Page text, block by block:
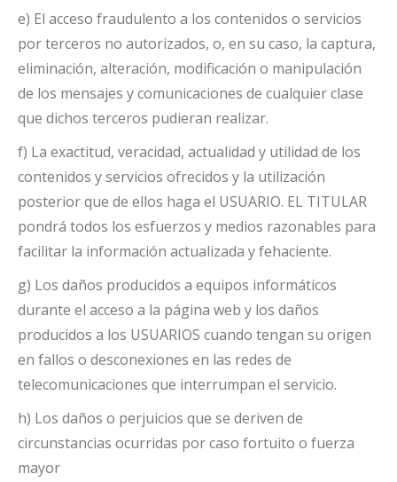
e) El acceso fraudulento a los contenidos o servicios
por terceros no autorizados, o, en su caso, la captura,
eliminación, alteración, modificación o manipulación
de los mensajes y comunicaciones de cualquier clase
que dichos terceros pudieran realizar.
f) La exactitud, veracidad, actualidad y utilidad de los
contenidos y servicios ofrecidos y la utilización
posterior que de ellos haga el USUARIO. EL TITULAR
pondrá todos los esfuerzos y medios razonables para
facilitar la información actualizada y fehaciente.
g) Los daños producidos a equipos informáticos
durante el acceso a la página web y los daños
producidos a los USUARIOS cuando tengan su origen
en fallos o desconexiones en las redes de
telecomunicaciones que interrumpan el servicio.
h) Los daños o perjuicios que se deriven de
circunstancias ocurridas por caso fortuito o fuerza
mayor